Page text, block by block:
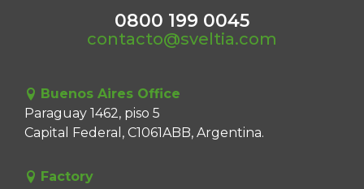
0800 199 0045
contacto@sveltia.com
Buenos Aires Office
Paraguay 1462, piso 5
Capital Federal, C1061ABB, Argentina.
Factory